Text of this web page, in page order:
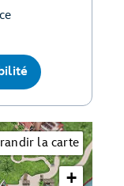
la carte
+